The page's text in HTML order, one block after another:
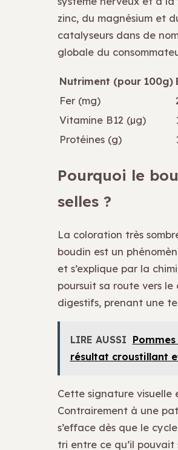
zinc, du magnésium et
catalyseurs dans de
globale du
Nutriment (pour 100g)
Fer (mg)
Vitamine B12 (µg)
Protéines (g)
Pourquoi le
selles ?
La coloration très
boudin est un
et s’explique par la
poursuit sa route vers le
digestifs, prenant une
LIRE AUSSI
résultat croustillant
Cette signature visuelle
Contrairement à une
s’efface dès que le
tri entre ce qu’il